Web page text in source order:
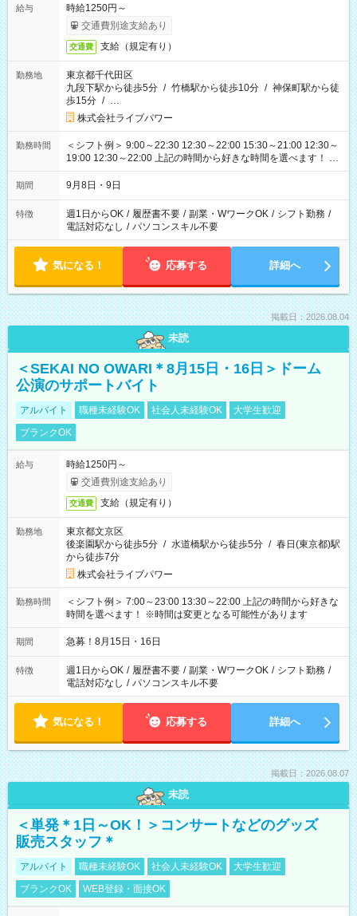
給与
時給1250円～
交通費別途支給あり
交通費 支給（規定有り）
勤務地
東京都千代田区
九段下駅から徒歩5分 / 竹橋駅から徒歩10分 / 神保町駅から徒
歩15分 / …
株式会社ライブパワー
勤務時間
＜シフト例＞ 9:00～22:30 12:30～22:00 15:30～21:00 12:30～
19:00 12:30～22:00 上記の時間から好きな時間を選べます！ ※
時間は変更となる可能性があります
期間 9月8日・9日
特徴 週1日からOK / 履歴書不要 / 副業・WワークOK / シフト勤務 /
電話対応なし / パソコンスキル不要
気になる！ 応募する 詳細へ
掲載日：2026.08.04
未読
＜SEKAI NO OWARI＊8月15日・16日＞ドーム
公演のサポートバイト
アルバイト 職種未経験OK 社会人未経験OK
大学生歓迎
ブランクOK
給与
時給1250円～
交通費別途支給あり
交通費 支給（規定有り）
勤務地
東京都文京区
後楽園駅から徒歩5分 / 水道橋駅から徒歩5分 / 春日(東京都)駅
から徒歩7分
株式会社ライブパワー
勤務時間
＜シフト例＞ 7:00～23:00 13:30～22:00 上記の時間から好きな
時間を選べます！ ※時間は変更となる可能性があります
期間 急募！8月15日・16日
特徴 週1日からOK / 履歴書不要 / 副業・WワークOK / シフト勤務 /
電話対応なし / パソコンスキル不要
気になる！ 応募する 詳細へ
掲載日：2026.08.07
未読
＜単発＊1日～OK！＞コンサートなどのグッズ
販売スタッフ＊
アルバイト 職種未経験OK 社会人未経験OK
大学生歓迎
ブランクOK
WEB登録・面接OK